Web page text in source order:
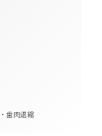
歯肉退縮